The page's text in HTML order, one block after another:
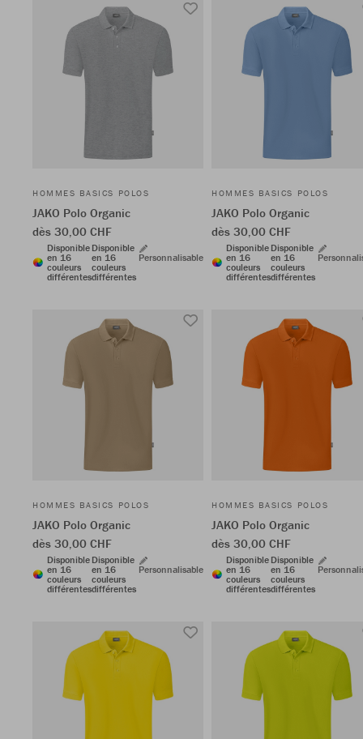
HOMMES BASICS POLOS
JAKO Polo Organic
dès 30,00 CHF
Disponible
en 16
couleurs
différentes
Disponible
en 16
couleurs
différentes
Personnalisable
HOMMES BASICS POLOS
JAKO Polo Organic
dès 30,00 CHF
Disponible
en 16
couleurs
différentes
Disponible
en 16
couleurs
différentes
HOMMES BASICS POLOS
JAKO Polo Organic
dès 30,00 CHF
Disponible
en 16
couleurs
différentes
Disponible
en 16
couleurs
différentes
Personnalisable
HOMMES BASICS POLOS
JAKO Polo Organic
dès 30,00 CHF
Disponible
en 16
couleurs
différentes
Disponible
en 16
couleurs
différentes